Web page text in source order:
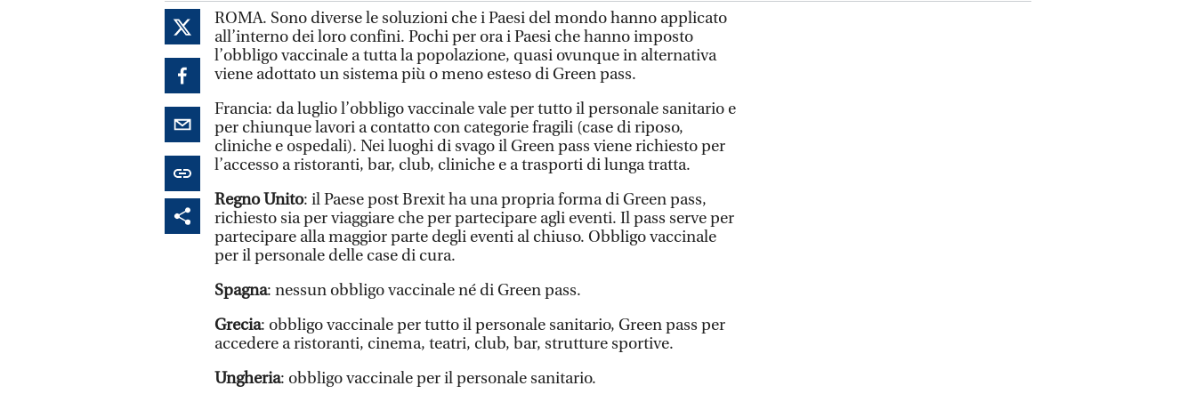
ROMA. Sono diverse le soluzioni che i Paesi del mondo hanno applicato
all’interno dei loro confini. Pochi per ora i Paesi che hanno imposto
l’obbligo vaccinale a tutta la popolazione, quasi ovunque in alternativa
viene adottato un sistema più o meno esteso di Green pass.
Francia: da luglio l’obbligo vaccinale vale per tutto il personale sanitario e
per chiunque lavori a contatto con categorie fragili (case di riposo,
cliniche e ospedali). Nei luoghi di svago il Green pass viene richiesto per
l’accesso a ristoranti, bar, club, cliniche e a trasporti di lunga tratta.
Regno Unito: il Paese post Brexit ha una propria forma di Green pass,
richiesto sia per viaggiare che per partecipare agli eventi. Il pass serve per
partecipare alla maggior parte degli eventi al chiuso. Obbligo vaccinale
per il personale delle case di cura.
Spagna: nessun obbligo vaccinale né di Green pass.
Grecia: obbligo vaccinale per tutto il personale sanitario, Green pass per
accedere a ristoranti, cinema, teatri, club, bar, strutture sportive.
Ungheria: obbligo vaccinale per il personale sanitario.